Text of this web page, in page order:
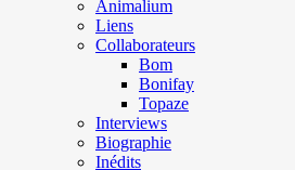
Animalium
Liens
Collaborateurs
Bom
Bonifay
Topaze
Interviews
Biographie
Inédits